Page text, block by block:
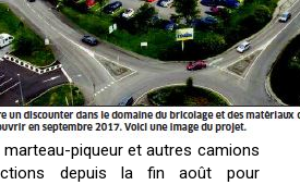
marteau-piqueur et autres camions
depuis la fin août pour